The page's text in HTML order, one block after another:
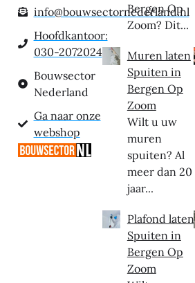
info@bouwsectornederland.nl
Hoofdkantoor:
030-2072024
Bouwsector
Nederland
Ga naar onze
webshop
Bergen Op
Zoom? Dit...
Muren laten
Spuiten in
Bergen Op
Zoom
Wilt u uw
muren
spuiten? Al
meer dan 20
jaar...
Plafond laten
Spuiten in
Bergen Op
Zoom